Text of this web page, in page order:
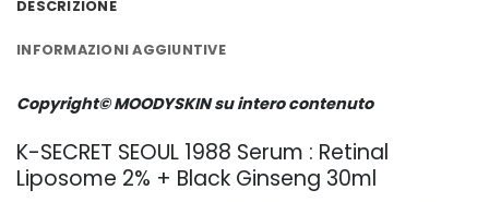
DESCRIZIONE
INFORMAZIONI AGGIUNTIVE
Copyright© MOODYSKIN su intero contenuto
K-SECRET SEOUL 1988 Serum : Retinal
Liposome 2% + Black Ginseng 30ml